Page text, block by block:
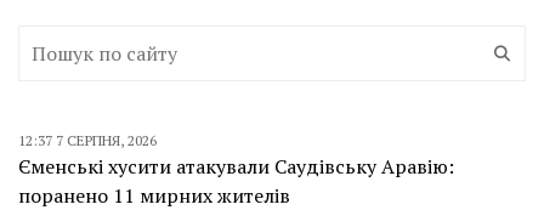
12:37 7 СЕРПНЯ, 2026
Єменські хусити атакували Саудівську Аравію:
поранено 11 мирних жителів